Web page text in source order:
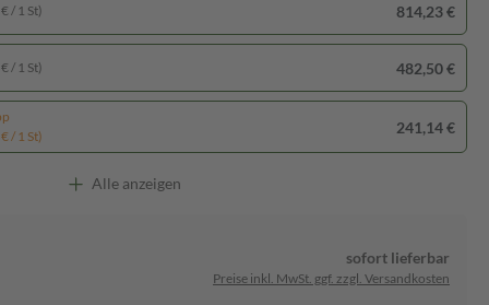
/ 1 St) 814,23 €
/ 1 St) 482,50 €
/ 1 St)
241,14 €
Alle anzeigen
sofort lieferbar
Preise inkl. MwSt. ggf. zzgl. Versandkosten